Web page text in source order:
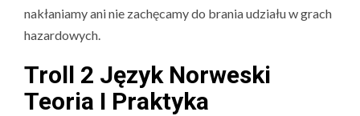
nakłaniamy ani nie zachęcamy do brania udziału w grach
hazardowych.
Troll 2 Język Norweski
Teoria I Praktyka